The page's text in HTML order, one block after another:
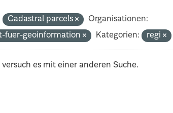
Cadastral parcels
Organisationen:
fuer-geoinformation
Kategorien: regi
versuch es mit einer anderen Suche.